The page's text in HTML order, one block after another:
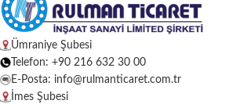
Ümraniye Şubesi
Telefon: +90 216 632 30 00
E-Posta: info@rulmanticaret.com.tr
İmes Şubesi